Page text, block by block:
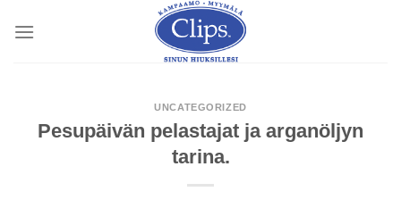
UNCATEGORIZED
Pesupäivän pelastajat ja arganöljyn
tarina.